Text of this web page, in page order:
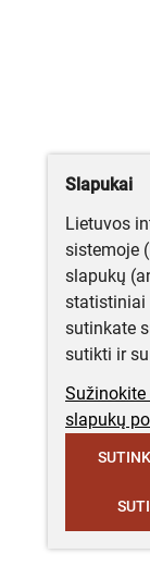
Slapukai
Lietuvos
sistemoje
slapukų
statistiniai
sutinkate
sutikti ir
slapukų